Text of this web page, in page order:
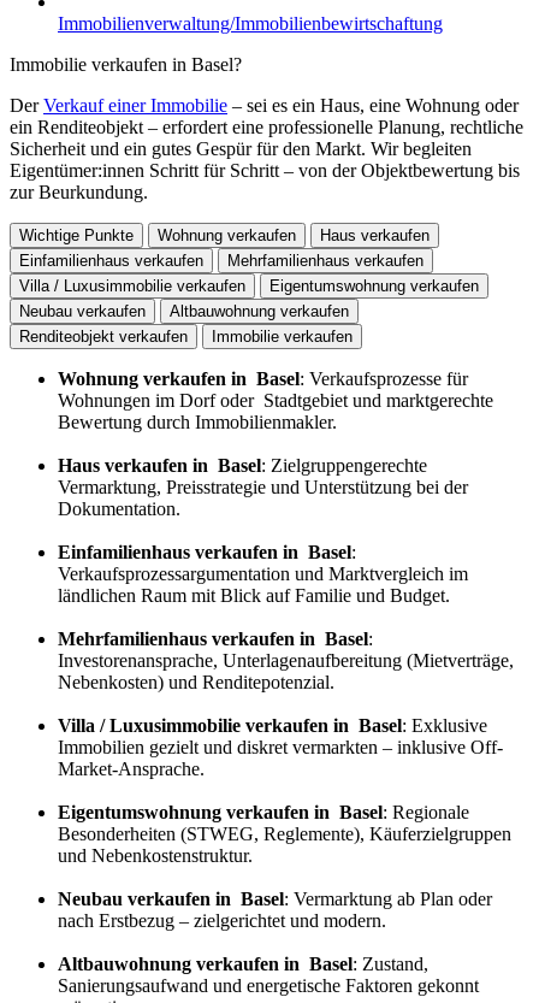
Immobilienverwaltung/Immobilienbewirtschaftung
Immobilie verkaufen in Basel?
DerVerkauf einer Immobilie – sei es ein Haus, eine Wohnung oder
ein Renditeobjekt – erfordert eine professionelle Planung, rechtliche
Sicherheit und ein gutes Gespür für den Markt. Wir begleiten
Eigentümer:innen Schritt für Schritt – von der Objektbewertung bis
zur Beurkundung.
Wichtige Punkte Wohnung verkaufen
Haus verkaufen
Einfamilienhaus verkaufen
Mehrfamilienhaus verkaufen
Villa / Luxusimmobilie verkaufen
Eigentumswohnung verkaufen
Neubau verkaufen
Altbauwohnung verkaufen
Renditeobjekt verkaufen
Immobilie verkaufen
Wohnung verkaufen in Basel: Verkaufsprozesse für
Wohnungen im Dorf oder Stadtgebiet und marktgerechte
Bewertung durch Immobilienmakler.
Haus verkaufen in Basel: Zielgruppengerechte
Vermarktung, Preisstrategie und Unterstützung bei der
Dokumentation.
Einfamilienhaus verkaufen in Basel:
Verkaufsprozessargumentation und Marktvergleich im
ländlichen Raum mit Blick auf Familie und Budget.
Mehrfamilienhaus verkaufen in Basel:
Investorenansprache, Unterlagenaufbereitung (Mietverträge,
Nebenkosten) und Renditepotenzial.
Villa / Luxusimmobilie verkaufen in Basel: Exklusive
Immobilien gezielt und diskret vermarkten – inklusive Off-
Market-Ansprache.
Eigentumswohnung verkaufen in Basel: Regionale
Besonderheiten (STWEG, Reglemente), Käuferzielgruppen
und Nebenkostenstruktur.
Neubau verkaufen in Basel: Vermarktung ab Plan oder
nach Erstbezug – zielgerichtet und modern.
Altbauwohnung verkaufen in Basel: Zustand,
Sanierungsaufwand und energetische Faktoren gekonnt